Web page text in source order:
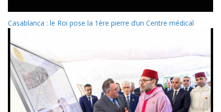
Casablanca : le Roi pose la 1ère pierre d’un Centre médical